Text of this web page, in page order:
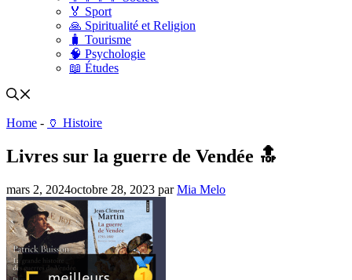
🏅 Sport
🙏 Spiritualité et Religion
🧳 Tourisme
🧠 Psychologie
📖 Études
Home - 🏺 Histoire
Livres sur la guerre de Vendée 🔝
mars 2, 2024octobre 28, 2023 parMia Melo